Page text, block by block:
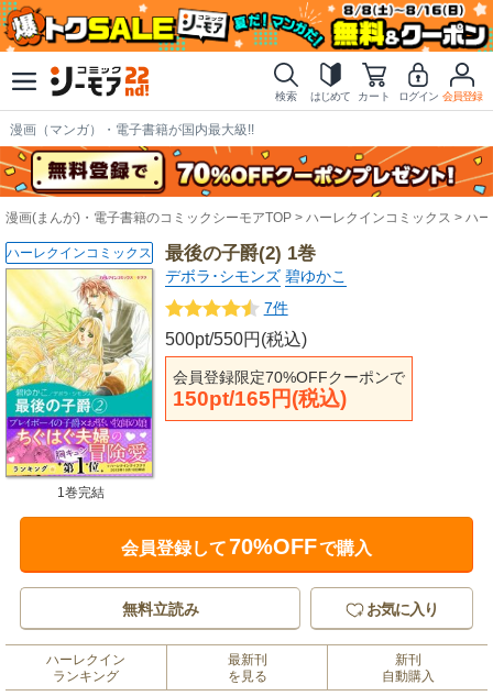
検索 はじめて カート ログイン 会員登録
漫画（マンガ）・電子書籍が国内最大級!!
漫画(まんが)・電子書籍のコミックシーモアTOP ハーレクインコミックス ハ
最後の子爵(2) 1巻
デボラ･シモンズ 碧ゆかこ
7件
500pt/550円(税込)
会員登録限定70%OFFクーポンで
150pt/165円(税込)
ハーレクインコミックス
1巻完結
会員登録して70%OFFで購入
無料立読み お気に入り
ハーレクイン
ランキング
最新刊
を見る
新刊
自動購入